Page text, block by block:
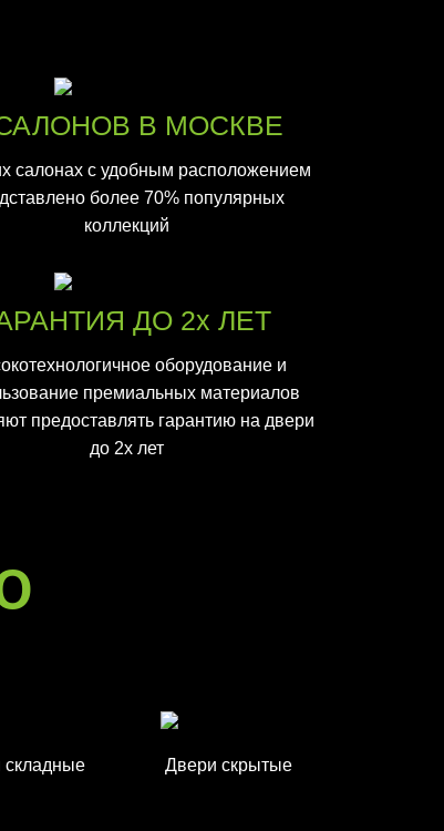
В МОСКВЕ
салонах с удобным расположением
более 70% популярных
коллекций
ДО 2х ЛЕТ
оборудование и
премиальных материалов
предоставлять гарантию на двери
до 2х лет
складные Двери скрытые